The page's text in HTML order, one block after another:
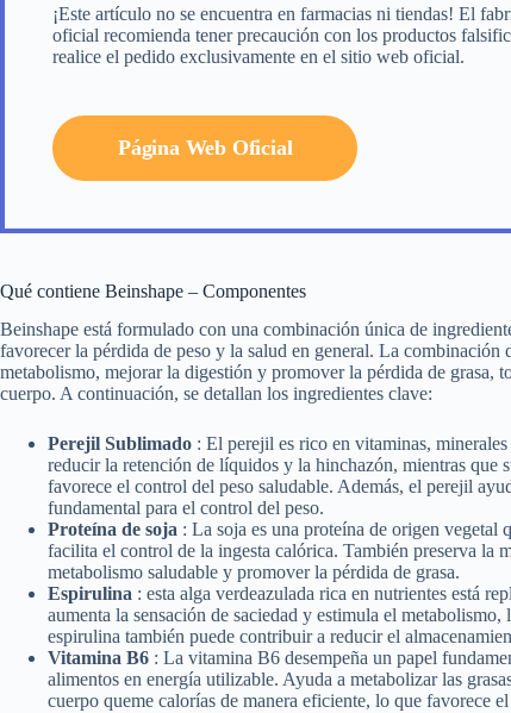
¡Este artículo no se encuentra en farmacias ni tiendas! El
oficial recomienda tener precaución con los productos
realice el pedido exclusivamente en el sitio web oficial.
Página Web Oficial
Qué contiene Beinshape – Componentes
Beinshape está formulado con una combinación única de
favorecer la pérdida de peso y la salud en general. La combinación
metabolismo, mejorar la digestión y promover la pérdida de grasa,
cuerpo. A continuación, se detallan los ingredientes clave:
Perejil Sublimado : El perejil es rico en vitaminas,
reducir la retención de líquidos y la hinchazón, mientras que
favorece el control del peso saludable. Además, el perejil
fundamental para el control del peso.
Proteína de soja : La soja es una proteína de origen vegetal
facilita el control de la ingesta calórica. También preserva la
metabolismo saludable y promover la pérdida de grasa.
Espirulina : esta alga verdeazulada rica en nutrientes está
aumenta la sensación de saciedad y estimula el
espirulina también puede contribuir a reducir el
Vitamina B6 : La vitamina B6 desempeña un papel
alimentos en energía utilizable. Ayuda a metabolizar las
cuerpo queme calorías de manera eficiente, lo que favorece